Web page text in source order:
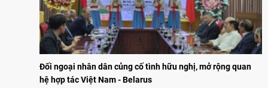
Đối ngoại nhân dân củng cố tình hữu nghị, mở rộng quan
hệ hợp tác Việt Nam - Belarus